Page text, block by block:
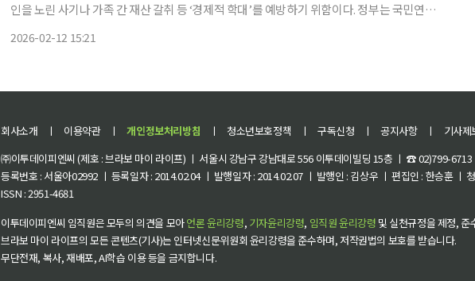
인을 노린 사기나 가족 간 재산 갈취 등 ‘경제적 학대’를 예방하기 위함이다. 정부는 국민연금
2026-02-12 15:21
회사소개 ㅣ 이용약관 ㅣ 개인정보처리방침 ㅣ 청소년보호정책 ㅣ 구독신청 ㅣ 공지사항 ㅣ 기사
㈜이투데이피엔씨 (제호 : 브라보 마이 라이프) ㅣ 서울시 강남구 강남대로 556 이투데이빌딩 15층 ㅣ ☎ 02)799-6713
등록번호 : 서울아02992 ㅣ 등록일자 : 2014.02.04 ㅣ 발행일자 : 2014.02.07 ㅣ 발행인 : 김상우 ㅣ 편집인 : 한승훈 ㅣ
ISSN : 2951-4681
이투데이피엔씨 임직원은 모두의 의견을 모아언론 윤리강령, 기자윤리강령, 임직원 윤리강령 및 실천규정을 제정, 준
브라보 마이 라이프의 모든 콘텐츠(기사)는 인터넷신문위원회 윤리강령을 준수하며, 저작권법의 보호를 받습니다.
무단전재, 복사, 재배포, AI학습 이용 등을 금지합니다.